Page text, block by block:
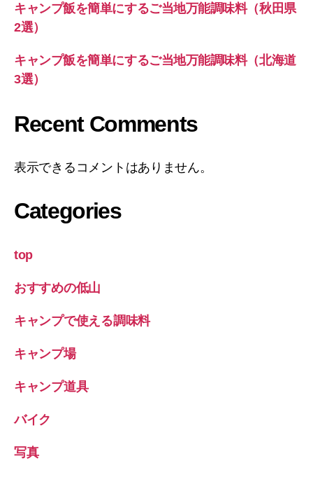
キャンプ飯を簡単にするご当地万能調味料（秋田県
2選）
キャンプ飯を簡単にするご当地万能調味料（北海道
3選）
Recent Comments
表示できるコメントはありません。
Categories
top
おすすめの低山
キャンプで使える調味料
キャンプ場
キャンプ道具
バイク
写真